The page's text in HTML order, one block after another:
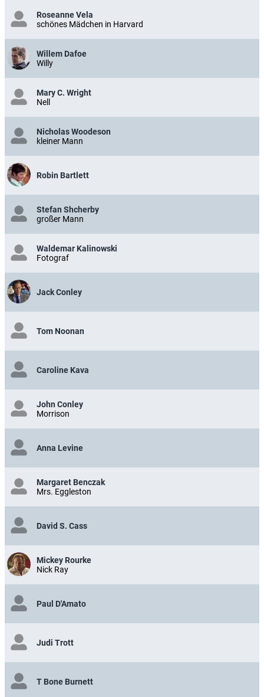
Roseanne Vela
schönes Mädchen in Harvard
Willem Dafoe
Willy
Mary C. Wright
Nell
Nicholas Woodeson
kleiner Mann
Robin Bartlett
Stefan Shcherby
großer Mann
Waldemar Kalinowski
Fotograf
Jack Conley
Tom Noonan
Caroline Kava
John Conley
Morrison
Anna Levine
Margaret Benczak
Mrs. Eggleston
David S. Cass
Mickey Rourke
Nick Ray
Paul D'Amato
Judi Trott
T Bone Burnett